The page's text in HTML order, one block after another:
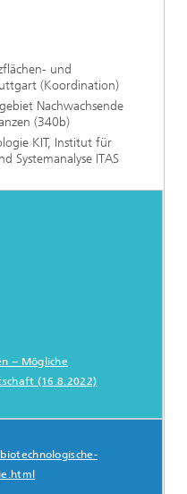
und
(Koordination)
Nachwachsende
(340b)
KIT, Institut für
Systemanalyse ITAS
− Mögliche
(16.8.2022)